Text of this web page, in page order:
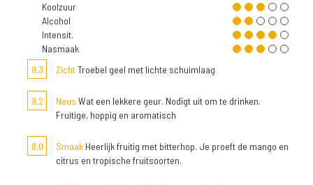
Koolzuur
Alcohol
Intensit.
Nasmaak
8,3
ZichtTroebel geel met lichte schuimlaag
9,2 Neus Wat een lekkere geur. Nodigt uit om te drinken.
Fruitige, hoppig en aromatisch
8,0 Smaak Heerlijk fruitig met bitterhop. Je proeft de mango en
citrus en tropische fruitsoorten.